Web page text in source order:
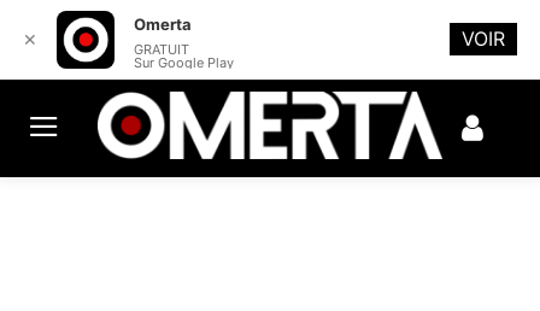
✕
Omerta
GRATUIT
Sur Google Play
VOIR